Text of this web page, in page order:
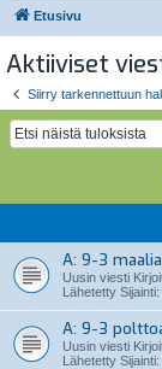
Etusivu
Aktiiviset
Siirry tarkennettuun
A: 9-3
Uusin viesti
Lähetetty Sijainti:
A: 9-3
Uusin viesti
Lähetetty Sijainti: